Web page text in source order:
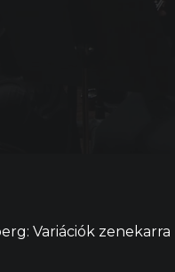
Variációk zenekarra